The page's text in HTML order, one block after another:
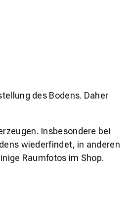
des Bodens. Daher
Insbesondere bei
wiederfindet, in anderen
Raumfotos im Shop.